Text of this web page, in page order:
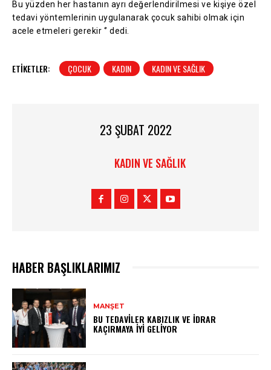
Bu yüzden her hastanın ayrı değerlendirilmesi ve kişiye özel
tedavi yöntemlerinin uygulanarak çocuk sahibi olmak için
acele etmeleri gerekir ‘’ dedi.
ETIKETLER: ÇOCUK KADIN KADIN VE SAĞLIK
23 ŞUBAT 2022
KADIN VE SAĞLIK
HABER BAŞLIKLARIMIZ
MANŞET
BU TEDAVILER KABIZLIK VE İDRAR
KAÇIRMAYA İYI GELIYOR